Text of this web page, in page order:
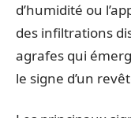
d’humidité ou
des infiltrations
agrafes qui
le signe d’un